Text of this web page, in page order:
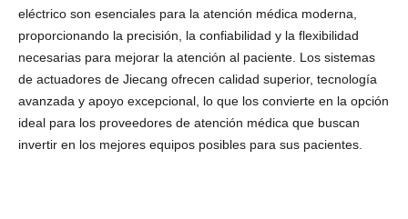
eléctrico son esenciales para la atención médica moderna,
proporcionando la precisión, la confiabilidad y la flexibilidad
necesarias para mejorar la atención al paciente. Los sistemas
de actuadores de Jiecang ofrecen calidad superior, tecnología
avanzada y apoyo excepcional, lo que los convierte en la opción
ideal para los proveedores de atención médica que buscan
invertir en los mejores equipos posibles para sus pacientes.